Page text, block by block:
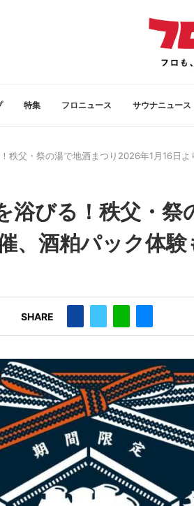
特集 フロニュース サウナニュース
秩父・祭の湯で地酒まつり2026年1月16日よ
浴びる！秩父・祭
、酒粕パック体験
SHARE